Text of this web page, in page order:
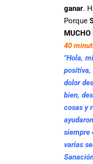
ganar.
Porque
MUCHO
40
"Hola,
positiva,
dolor
bien,
cosas y
siempre
varias